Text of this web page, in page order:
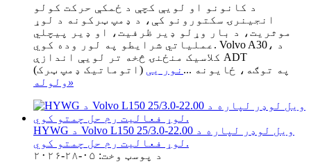
د کانونو او لویې کچې د ځمکې حرکت کولو
انجینرۍ سکتورونو کې، د ډمپ ټرکونه د لوړ
موثریت، د بار وړلو ډیر ظرفیت، او ډیر پیچلي
عملیاتي شرایطو په لور وده کوي. Volvo A30، د
کلاسیک منځنۍ څخه تر لویې اندازې ADT
(اتوماتیک ډمپ ټرک) په توګه، ځایونه ... نور یی
ولوله »
HYWG د Volvo L150 ویل لوډر لپاره د 22.00-25/3.0
لوړ فعالیت رم حل چمتو کوي.
د پوسټ وخت: ۰۵-۲۸-۲۰۲۶